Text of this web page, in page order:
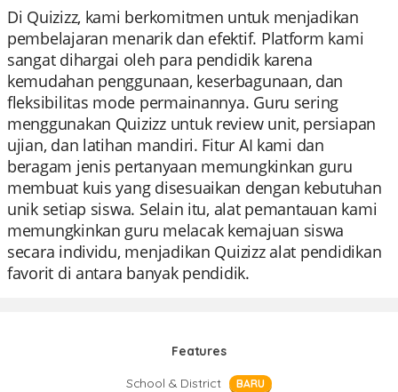
Di Quizizz, kami berkomitmen untuk menjadikan
pembelajaran menarik dan efektif. Platform kami
sangat dihargai oleh para pendidik karena
kemudahan penggunaan, keserbagunaan, dan
fleksibilitas mode permainannya. Guru sering
menggunakan Quizizz untuk review unit, persiapan
ujian, dan latihan mandiri. Fitur AI kami dan
beragam jenis pertanyaan memungkinkan guru
membuat kuis yang disesuaikan dengan kebutuhan
unik setiap siswa. Selain itu, alat pemantauan kami
memungkinkan guru melacak kemajuan siswa
secara individu, menjadikan Quizizz alat pendidikan
favorit di antara banyak pendidik.
Features
School & District
BARU